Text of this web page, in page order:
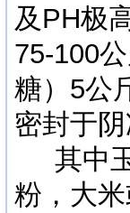
及PH极
75-100
糖）5公
密封于
其中玉
粉，大